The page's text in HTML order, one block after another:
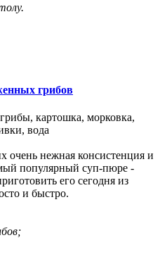
грибов
картошка, морковка,
вода
нежная консистенция и
популярный суп-пюре -
его сегодня из
и быстро.